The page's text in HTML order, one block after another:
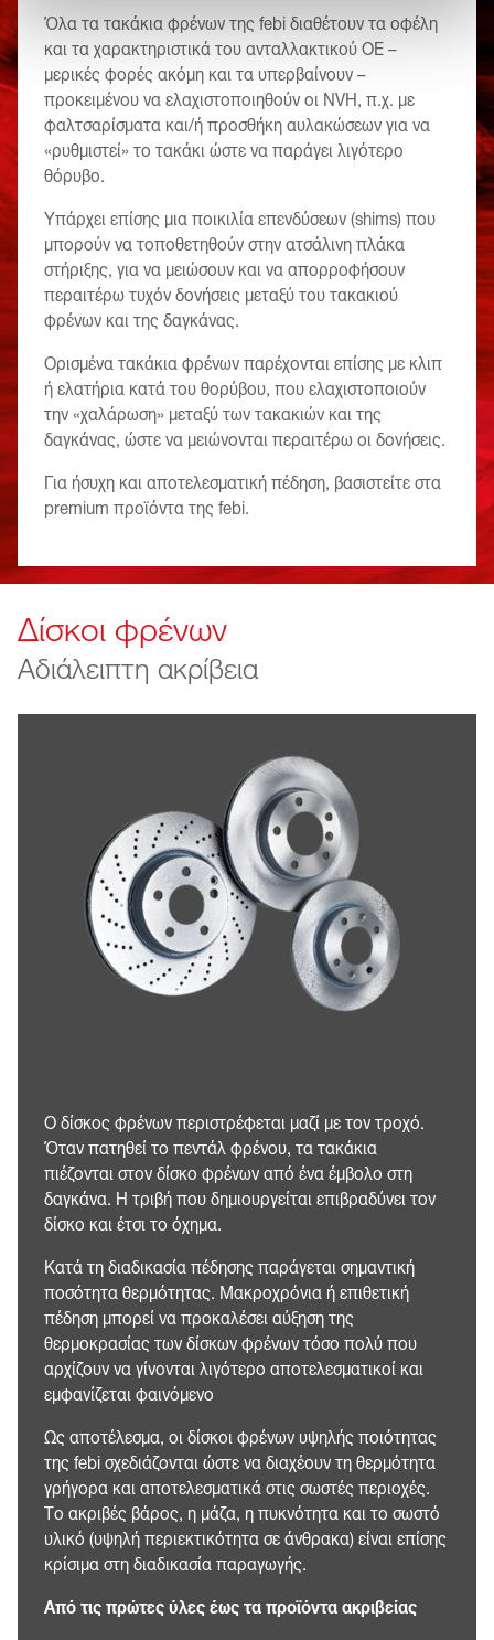
Όλα τα τακάκια φρένων της febi διαθέτουν τα οφέλη
και τα χαρακτηριστικά του ανταλλακτικού OE –
μερικές φορές ακόμη και τα υπερβαίνουν –
προκειμένου να ελαχιστοποιηθούν οι NVH, π.χ. με
φαλτσαρίσματα και/ή προσθήκη αυλακώσεων για να
«ρυθμιστεί» το τακάκι ώστε να παράγει λιγότερο
θόρυβο.
Υπάρχει επίσης μια ποικιλία επενδύσεων (shims) που
μπορούν να τοποθετηθούν στην ατσάλινη πλάκα
στήριξης, για να μειώσουν και να απορροφήσουν
περαιτέρω τυχόν δονήσεις μεταξύ του τακακιού
φρένων και της δαγκάνας.
Ορισμένα τακάκια φρένων παρέχονται επίσης με κλιπ
ή ελατήρια κατά του θορύβου, που ελαχιστοποιούν
την «χαλάρωση» μεταξύ των τακακιών και της
δαγκάνας, ώστε να μειώνονται περαιτέρω οι δονήσεις.
Για ήσυχη και αποτελεσματική πέδηση, βασιστείτε στα
premium προϊόντα της febi.
Δίσκοι φρένων
Αδιάλειπτη ακρίβεια
Ο δίσκος φρένων περιστρέφεται μαζί με τον τροχό.
Όταν πατηθεί το πεντάλ φρένου, τα τακάκια
πιέζονται στον δίσκο φρένων από ένα έμβολο στη
δαγκάνα. Η τριβή που δημιουργείται επιβραδύνει τον
δίσκο και έτσι το όχημα.
Κατά τη διαδικασία πέδησης παράγεται σημαντική
ποσότητα θερμότητας. Μακροχρόνια ή επιθετική
πέδηση μπορεί να προκαλέσει αύξηση της
θερμοκρασίας των δίσκων φρένων τόσο πολύ που
αρχίζουν να γίνονται λιγότερο αποτελεσματικοί και
εμφανίζεται φαινόμενο
Ως αποτέλεσμα, οι δίσκοι φρένων υψηλής ποιότητας
της febi σχεδιάζονται ώστε να διαχέουν τη θερμότητα
γρήγορα και αποτελεσματικά στις σωστές περιοχές.
Το ακριβές βάρος, η μάζα, η πυκνότητα και το σωστό
υλικό (υψηλή περιεκτικότητα σε άνθρακα) είναι επίσης
κρίσιμα στη διαδικασία παραγωγής.
Από τις πρώτες ύλες έως τα προϊόντα ακριβείας